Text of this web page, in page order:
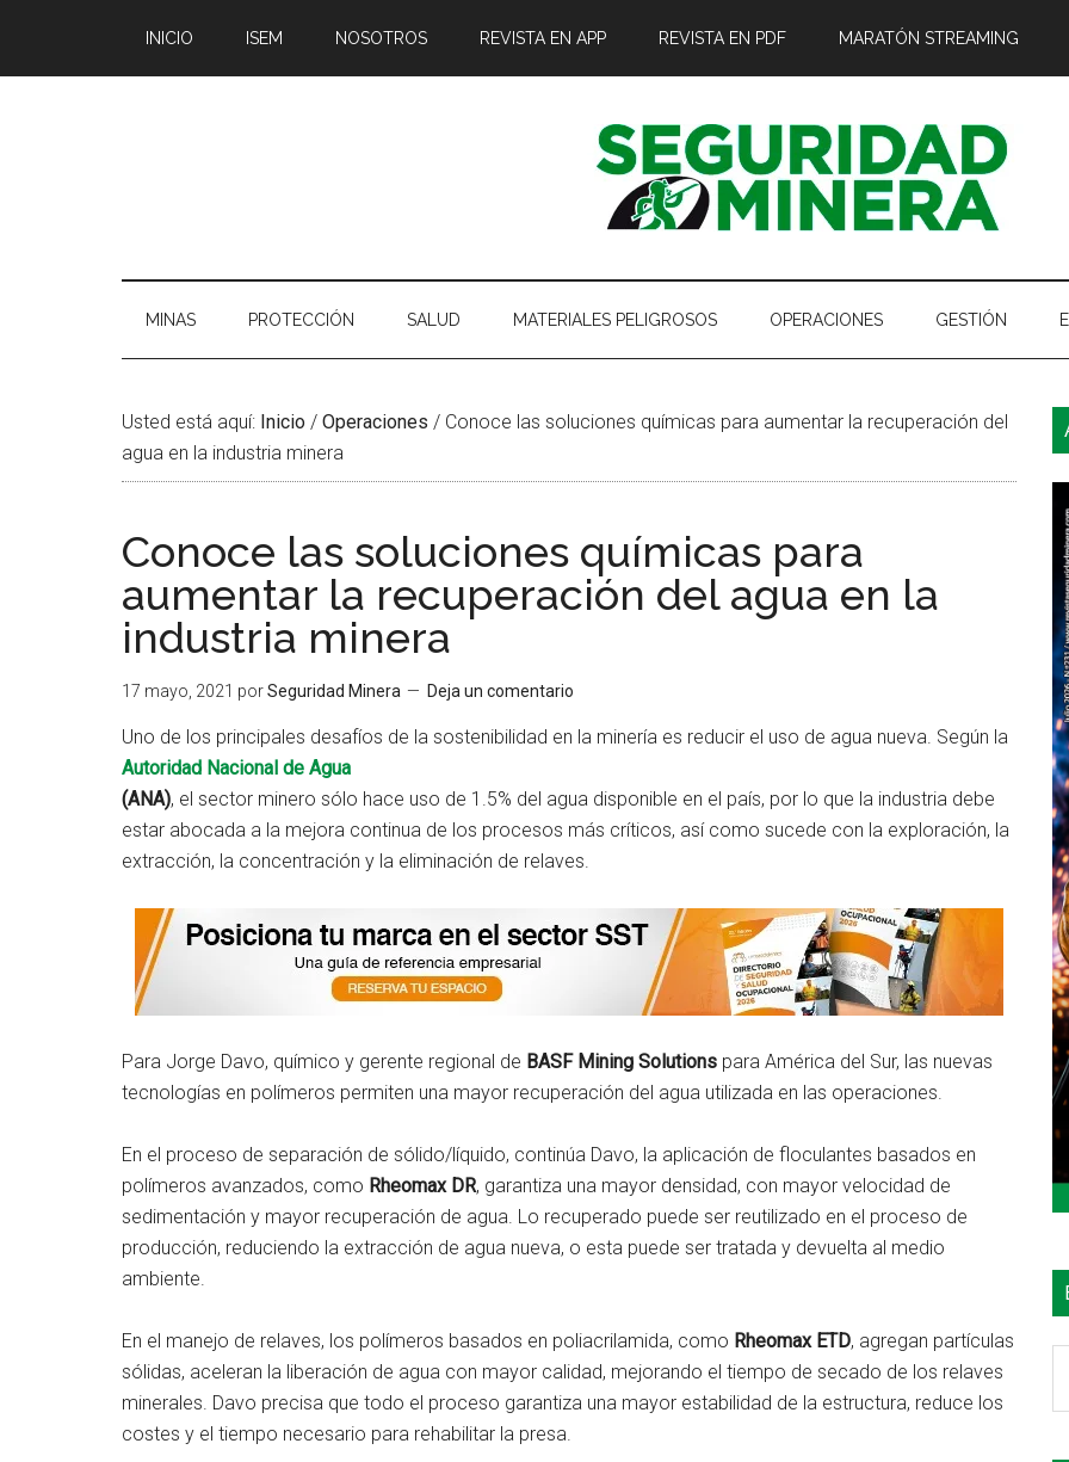
contenido
secondary
la
pie
INICIO ISEM NOSOTROS REVISTA EN APP REVISTA EN PDF MARATÓN STREAMING
MINAS PROTECCIÓN SALUD MATERIALES PELIGROSOS OPERACIONES GESTIÓN
Usted está aquí: Inicio / Operaciones / Conoce las soluciones químicas para aumentar la recuperación del
agua en la industria minera
Conoce las soluciones químicas para
aumentar la recuperación del agua en la
industria minera
17 mayo, 2021 porSeguridad Minera Deja un comentario
Uno de los principales desafíos de la sostenibilidad en la minería es reducir el uso de agua nueva. Según la
Autoridad Nacional de Agua
(ANA), el sector minero sólo hace uso de 1.5% del agua disponible en el país, por lo que la industria debe
estar abocada a la mejora continua de los procesos más críticos, así como sucede con la exploración, la
extracción, la concentración y la eliminación de relaves.
Para Jorge Davo, químico y gerente regional de BASF Mining Solutions para América del Sur, las nuevas
tecnologías en polímeros permiten una mayor recuperación del agua utilizada en las operaciones.
En el proceso de separación de sólido/líquido, continúa Davo, la aplicación de floculantes basados en
polímeros avanzados, como Rheomax DR, garantiza una mayor densidad, con mayor velocidad de
sedimentación y mayor recuperación de agua. Lo recuperado puede ser reutilizado en el proceso de
producción, reduciendo la extracción de agua nueva, o esta puede ser tratada y devuelta al medio
ambiente.
En el manejo de relaves, los polímeros basados en poliacrilamida, como Rheomax ETD, agregan partículas
sólidas, aceleran la liberación de agua con mayor calidad, mejorando el tiempo de secado de los relaves
minerales. Davo precisa que todo el proceso garantiza una mayor estabilidad de la estructura, reduce los
costes y el tiempo necesario para rehabilitar la presa.